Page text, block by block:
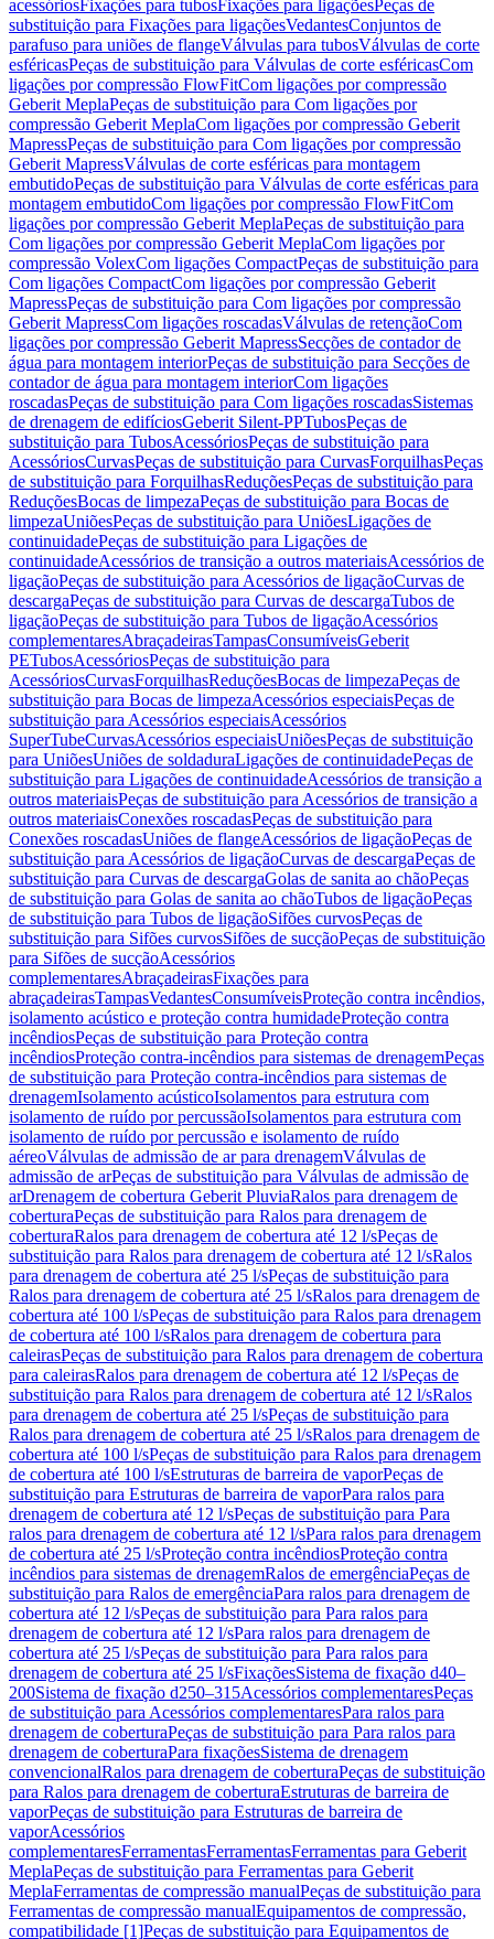
acessóriosFixações para tubosFixações para ligaçõesPeças de
substituição para Fixações para ligaçõesVedantesConjuntos de
parafuso para uniões de flangeVálvulas para tubosVálvulas de corte
esféricasPeças de substituição para Válvulas de corte esféricasCom
ligações por compressão FlowFitCom ligações por compressão
Geberit MeplaPeças de substituição para Com ligações por
compressão Geberit MeplaCom ligações por compressão Geberit
MapressPeças de substituição para Com ligações por compressão
Geberit MapressVálvulas de corte esféricas para montagem
embutidoPeças de substituição para Válvulas de corte esféricas para
montagem embutidoCom ligações por compressão FlowFitCom
ligações por compressão Geberit MeplaPeças de substituição para
Com ligações por compressão Geberit MeplaCom ligações por
compressão VolexCom ligações CompactPeças de substituição para
Com ligações CompactCom ligações por compressão Geberit
MapressPeças de substituição para Com ligações por compressão
Geberit MapressCom ligações roscadasVálvulas de retençãoCom
ligações por compressão Geberit MapressSecções de contador de
água para montagem interiorPeças de substituição para Secções de
contador de água para montagem interiorCom ligações
roscadasPeças de substituição para Com ligações roscadasSistemas
de drenagem de edifíciosGeberit Silent-PPTubosPeças de
substituição para TubosAcessóriosPeças de substituição para
AcessóriosCurvasPeças de substituição para CurvasForquilhasPeças
de substituição para ForquilhasReduçõesPeças de substituição para
ReduçõesBocas de limpezaPeças de substituição para Bocas de
limpezaUniõesPeças de substituição para UniõesLigações de
continuidadePeças de substituição para Ligações de
continuidadeAcessórios de transição a outros materiaisAcessórios de
ligaçãoPeças de substituição para Acessórios de ligaçãoCurvas de
descargaPeças de substituição para Curvas de descargaTubos de
ligaçãoPeças de substituição para Tubos de ligaçãoAcessórios
complementaresAbraçadeirasTampasConsumíveisGeberit
PETubosAcessóriosPeças de substituição para
AcessóriosCurvasForquilhasReduçõesBocas de limpezaPeças de
substituição para Bocas de limpezaAcessórios especiaisPeças de
substituição para Acessórios especiaisAcessórios
SuperTubeCurvasAcessórios especiaisUniõesPeças de substituição
para UniõesUniões de soldaduraLigações de continuidadePeças de
substituição para Ligações de continuidadeAcessórios de transição a
outros materiaisPeças de substituição para Acessórios de transição a
outros materiaisConexões roscadasPeças de substituição para
Conexões roscadasUniões de flangeAcessórios de ligaçãoPeças de
substituição para Acessórios de ligaçãoCurvas de descargaPeças de
substituição para Curvas de descargaGolas de sanita ao chãoPeças
de substituição para Golas de sanita ao chãoTubos de ligaçãoPeças
de substituição para Tubos de ligaçãoSifões curvosPeças de
substituição para Sifões curvosSifões de sucçãoPeças de substituição
para Sifões de sucçãoAcessórios
complementaresAbraçadeirasFixações para
abraçadeirasTampasVedantesConsumíveisProteção contra incêndios,
isolamento acústico e proteção contra humidadeProteção contra
incêndiosPeças de substituição para Proteção contra
incêndiosProteção contra-incêndios para sistemas de drenagemPeças
de substituição para Proteção contra-incêndios para sistemas de
drenagemIsolamento acústicoIsolamentos para estrutura com
isolamento de ruído por percussãoIsolamentos para estrutura com
isolamento de ruído por percussão e isolamento de ruído
aéreoVálvulas de admissão de ar para drenagemVálvulas de
admissão de arPeças de substituição para Válvulas de admissão de
arDrenagem de cobertura Geberit PluviaRalos para drenagem de
coberturaPeças de substituição para Ralos para drenagem de
coberturaRalos para drenagem de cobertura até 12 l/sPeças de
substituição para Ralos para drenagem de cobertura até 12 l/sRalos
para drenagem de cobertura até 25 l/sPeças de substituição para
Ralos para drenagem de cobertura até 25 l/sRalos para drenagem de
cobertura até 100 l/sPeças de substituição para Ralos para drenagem
de cobertura até 100 l/sRalos para drenagem de cobertura para
caleirasPeças de substituição para Ralos para drenagem de cobertura
para caleirasRalos para drenagem de cobertura até 12 l/sPeças de
substituição para Ralos para drenagem de cobertura até 12 l/sRalos
para drenagem de cobertura até 25 l/sPeças de substituição para
Ralos para drenagem de cobertura até 25 l/sRalos para drenagem de
cobertura até 100 l/sPeças de substituição para Ralos para drenagem
de cobertura até 100 l/sEstruturas de barreira de vaporPeças de
substituição para Estruturas de barreira de vaporPara ralos para
drenagem de cobertura até 12 l/sPeças de substituição para Para
ralos para drenagem de cobertura até 12 l/sPara ralos para drenagem
de cobertura até 25 l/sProteção contra incêndiosProteção contra
incêndios para sistemas de drenagemRalos de emergênciaPeças de
substituição para Ralos de emergênciaPara ralos para drenagem de
cobertura até 12 l/sPeças de substituição para Para ralos para
drenagem de cobertura até 12 l/sPara ralos para drenagem de
cobertura até 25 l/sPeças de substituição para Para ralos para
drenagem de cobertura até 25 l/sFixaçõesSistema de fixação d40–
200Sistema de fixação d250–315Acessórios complementaresPeças
de substituição para Acessórios complementaresPara ralos para
drenagem de coberturaPeças de substituição para Para ralos para
drenagem de coberturaPara fixaçõesSistema de drenagem
convencionalRalos para drenagem de coberturaPeças de substituição
para Ralos para drenagem de coberturaEstruturas de barreira de
vaporPeças de substituição para Estruturas de barreira de
vaporAcessórios
complementaresFerramentasFerramentasFerramentas para Geberit
MeplaPeças de substituição para Ferramentas para Geberit
MeplaFerramentas de compressão manualPeças de substituição para
Ferramentas de compressão manualEquipamentos de compressão,
compatibilidade [1]Peças de substituição para Equipamentos de